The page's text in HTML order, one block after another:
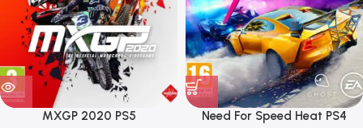
MXGP 2020 PS5 Need For Speed Heat PS4